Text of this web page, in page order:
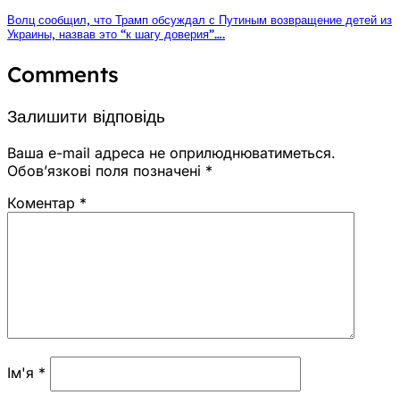
Волц сообщил, что Трамп обсуждал с Путиным возвращение детей из
Украины, назвав это “к шагу доверия”….
Comments
Залишити відповідь
Ваша e-mail адреса не оприлюднюватиметься.
Обов’язкові поля позначені *
Коментар *
Ім'я *